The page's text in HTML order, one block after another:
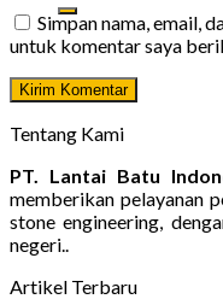
Simpan nama, email,
untuk komentar saya
Tentang Kami
PT. Lantai Batu
memberikan pelayanan
stone engineering,
negeri..
Artikel Terbaru